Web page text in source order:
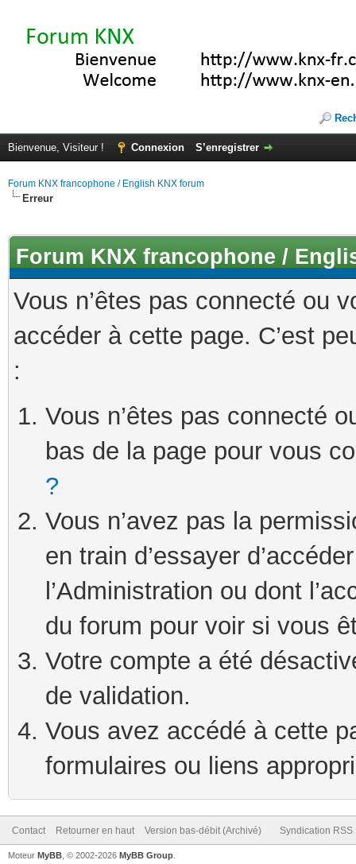
Bienvenue, Visiteur ! Connexion S’enregistrer
Forum KNX francophone / English KNX forum
Erreur
Forum KNX francophone /
Vous n’êtes pas connecté ou
accéder à cette page. C’est
:
Vous n’êtes pas connecté
bas de la page pour vous
?
Vous n’avez pas la
en train d’essayer
l’Administration ou dont
du forum pour voir si vous
Votre compte a été
de validation.
Vous avez accédé à cette
formulaires ou liens
Contact Retourner en haut Version bas-débit (Archivé) Syndication RSS
Moteur MyBB , © 2002-2026 MyBB Group